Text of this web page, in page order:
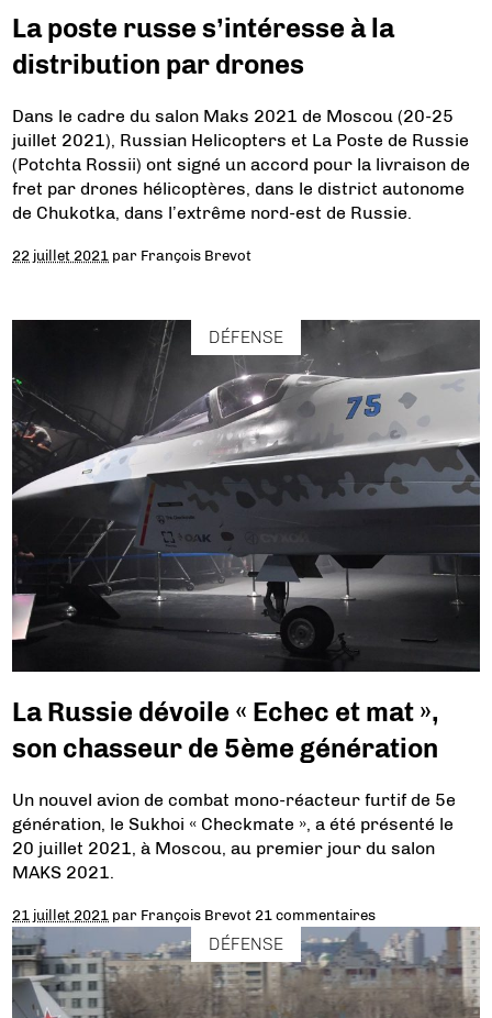
La poste russe s’intéresse à la
distribution par drones
Dans le cadre du salon Maks 2021 de Moscou (20-25
juillet 2021), Russian Helicopters et La Poste de Russie
(Potchta Rossii) ont signé un accord pour la livraison de
fret par drones hélicoptères, dans le district autonome
de Chukotka, dans l’extrême nord-est de Russie.
22 juillet 2021 par François Brevot
DÉFENSE
La Russie dévoile « Echec et mat »,
son chasseur de 5ème génération
Un nouvel avion de combat mono-réacteur furtif de 5e
génération, le Sukhoi « Checkmate », a été présenté le
20 juillet 2021, à Moscou, au premier jour du salon
MAKS 2021.
21 juillet 2021 par François Brevot 21 commentaires
DÉFENSE